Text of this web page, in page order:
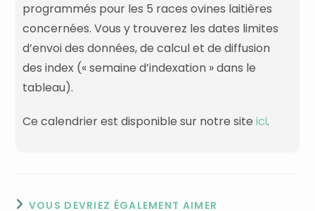
programmés pour les 5 races ovines laitières
concernées. Vous y trouverez les dates limites
d’envoi des données, de calcul et de diffusion
des index (« semaine d’indexation » dans le
tableau).
Ce calendrier est disponible sur notre siteici.
VOUS DEVRIEZ ÉGALEMENT AIMER